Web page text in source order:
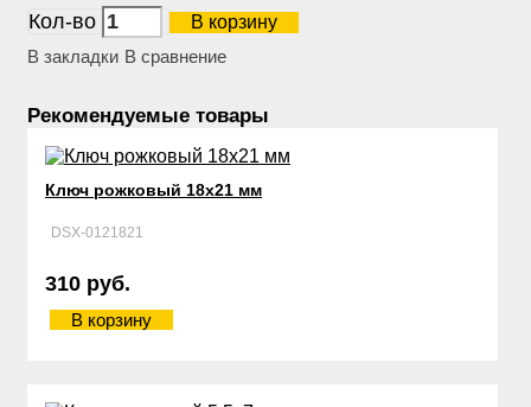
Кол-во
В корзину
В закладки В сравнение
Рекомендуемые товары
Ключ рожковый 18х21 мм
DSX-0121821
310 руб.
В корзину